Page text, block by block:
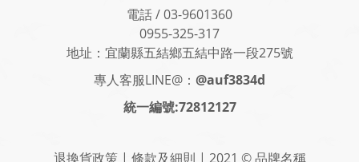
電話 / 03-9601360
0955-325-317
地址：宜蘭縣五結鄉五結中路一段275號
專人客服LINE@： @auf3834d
統一編號:72812127
退換貨政策 | 條款及細則 | 2021 © 品牌名稱